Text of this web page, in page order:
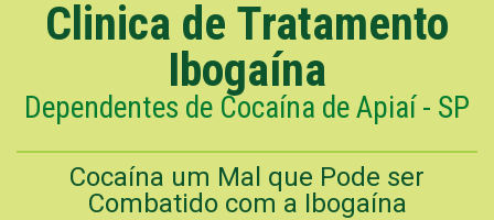
Clinica de Tratamento
Ibogaína
Dependentes de Cocaína de Apiaí - SP
Cocaína um Mal que Pode ser
Combatido com a Ibogaína